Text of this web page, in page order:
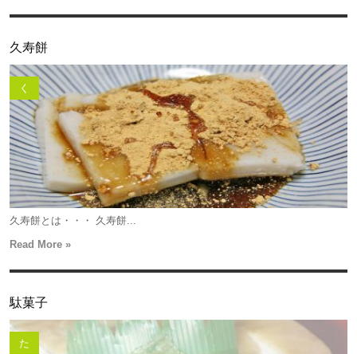
久寿餅
く
久寿餅とは・・・ 久寿餅...
Read More »
駄菓子
た